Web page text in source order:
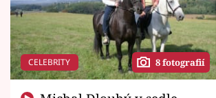
CELEBRITY 8 fotografií